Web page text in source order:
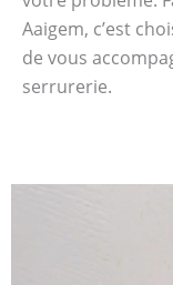
Aaigem, c’est
de vous
serrurerie.